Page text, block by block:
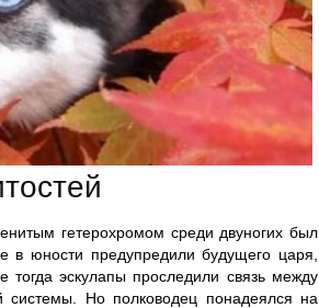
гетерохромом среди двуногих был
в юности предупредили будущего царя,
эскулапы проследили связь между
системы. Но полководец понадеялся на